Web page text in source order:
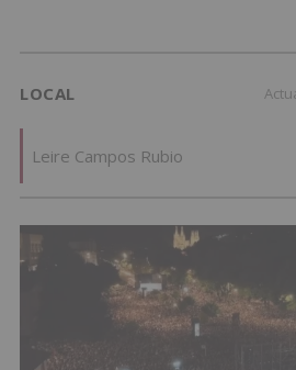
LOCAL
Leire Campos Rubio